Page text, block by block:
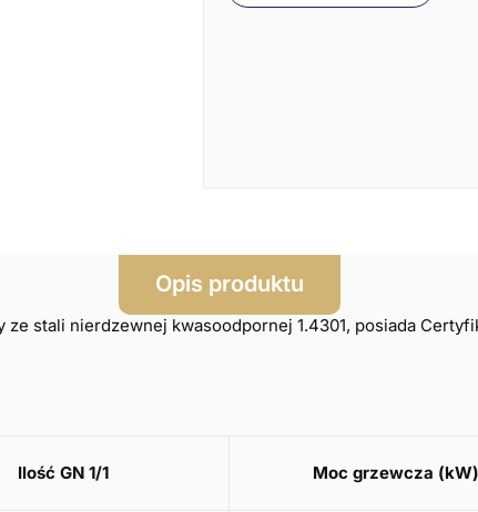
Opis produktu
ze stali nierdzewnej kwasoodpornej 1.4301, posiada
Ilość GN 1/1 Moc grzewcza (kW)